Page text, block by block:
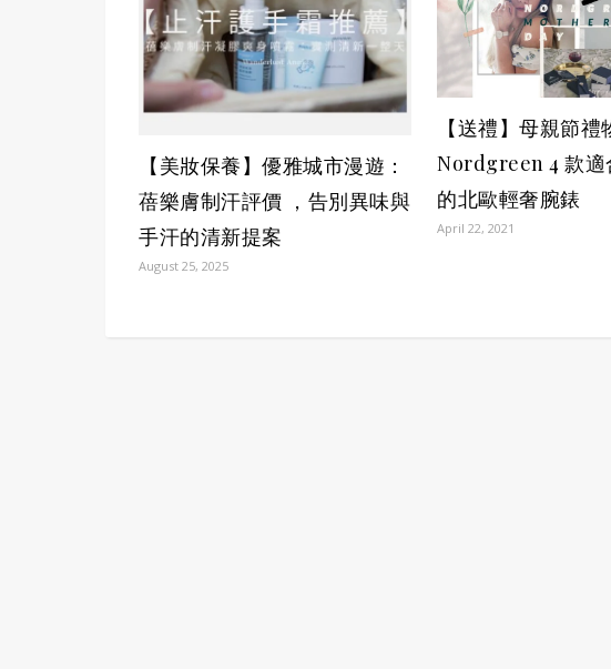
【美妝保養】優雅城市漫遊：
蓓樂膚制汗評價 ，告別異味與
手汗的清新提案
August 25, 2025
【送禮】母親節禮
Nordgreen 4 款適
的北歐輕奢腕錶
April 22, 2021